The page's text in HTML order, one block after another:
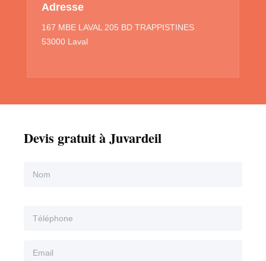
Adresse
167 MBE LAVAL 205 BD TRAPPISTINES
53000 Laval
Devis gratuit à Juvardeil